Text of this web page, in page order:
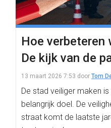
Hoe verbeteren
De kijk van de
13 maart 2026 7:53 door Tom
De stad veiliger maken
belangrijk doel. De
straat komt de laatste